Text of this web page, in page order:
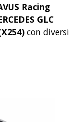
Racing
GLC
con diversi